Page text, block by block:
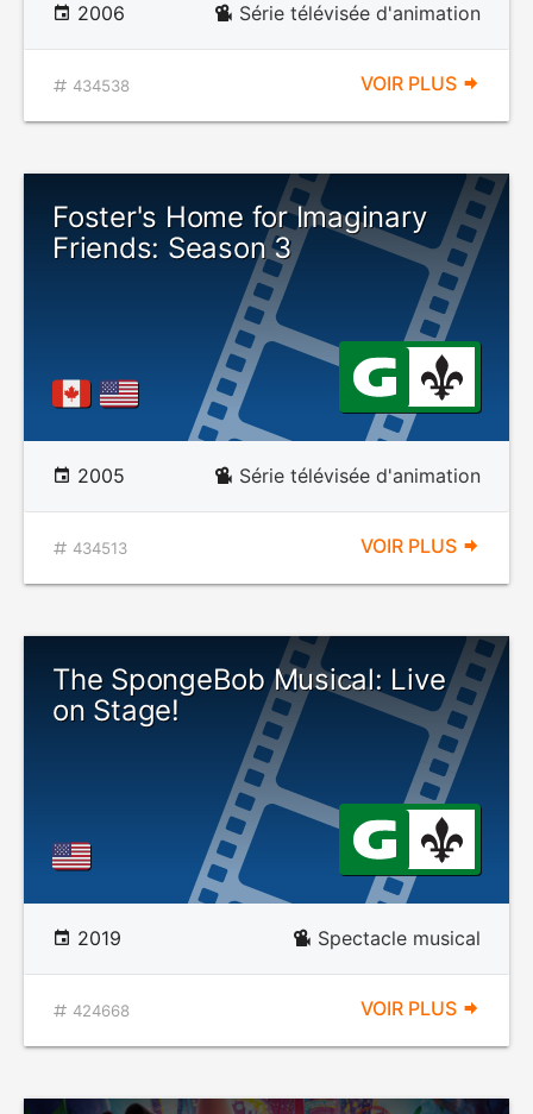
2006 Série télévisée d'animation
434538 VOIR PLUS
Foster's Home for Imaginary
Friends: Season 3
2005 Série télévisée d'animation
434513 VOIR PLUS
The SpongeBob Musical: Live
on Stage!
2019 Spectacle musical
424668 VOIR PLUS